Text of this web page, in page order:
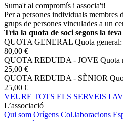
Suma't al compromís i associa't!
Per a persones individuals membres
grups de persones vinculades a un
Tria la quota de soci segons la
QUOTA GENERAL Quota
80,00 €
QUOTA REDUIDA - JOVE Quota
25,00 €
QUOTA REDUIDA - SÈNIOR
25,00 €
VEURE TOTS ELS SERVEIS I
L’associació
Qui som Orígens Col.laboracions